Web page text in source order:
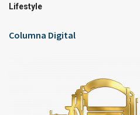
Lifestyle
Columna Digital